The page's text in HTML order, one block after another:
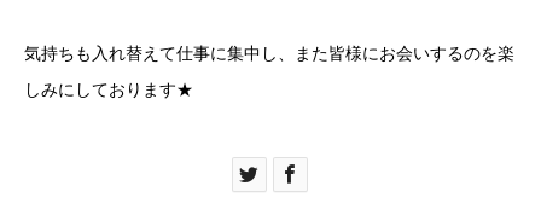
気持ちも入れ替えて仕事に集中し、また皆様にお会いするのを楽
しみにしております★